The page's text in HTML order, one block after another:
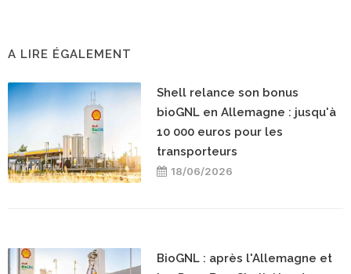
A LIRE ÉGALEMENT
Shell relance son bonus
bioGNL en Allemagne : jusqu'à
10 000 euros pour les
transporteurs
18/06/2026
BioGNL : après l'Allemagne et